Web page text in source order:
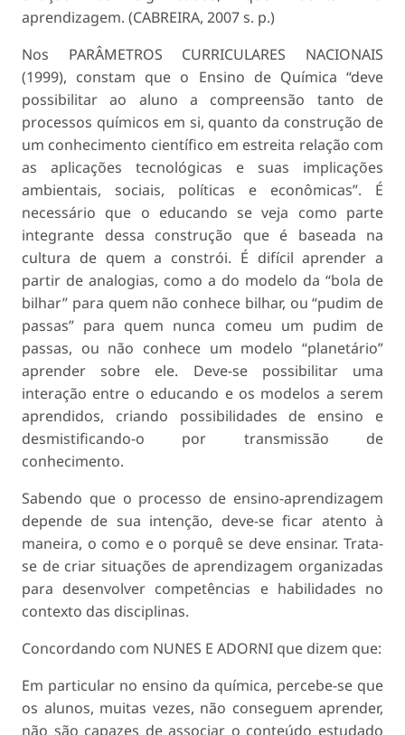
aprendizagem. (CABREIRA, 2007 s. p.)
Nos PARÂMETROS CURRICULARES NACIONAIS
(1999), constam que o Ensino de Química “deve
possibilitar ao aluno a compreensão tanto de
processos químicos em si, quanto da construção de
um conhecimento científico em estreita relação com
as aplicações tecnológicas e suas implicações
ambientais, sociais, políticas e econômicas”. É
necessário que o educando se veja como parte
integrante dessa construção que é baseada na
cultura de quem a constrói. É difícil aprender a
partir de analogias, como a do modelo da “bola de
bilhar” para quem não conhece bilhar, ou “pudim de
passas” para quem nunca comeu um pudim de
passas, ou não conhece um modelo “planetário”
aprender sobre ele. Deve-se possibilitar uma
interação entre o educando e os modelos a serem
aprendidos, criando possibilidades de ensino e
desmistificando-o por transmissão de
conhecimento.
Sabendo que o processo de ensino-aprendizagem
depende de sua intenção, deve-se ficar atento à
maneira, o como e o porquê se deve ensinar. Trata-
se de criar situações de aprendizagem organizadas
para desenvolver competências e habilidades no
contexto das disciplinas.
Concordando com NUNES E ADORNI que dizem que:
Em particular no ensino da química, percebe-se que
os alunos, muitas vezes, não conseguem aprender,
não são capazes de associar o conteúdo estudado